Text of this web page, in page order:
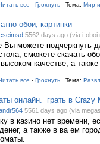
все - Грохнуть Тема: Мир
обои, картинки
5562 days ago (via i-
Вы можете подчеркнуть
сможете скачать
качестве, а также
все - Грохнуть Тема:
онлайн. грать в Crazy
5561 days ago (via
в казино нет времени,
а также в ва ем